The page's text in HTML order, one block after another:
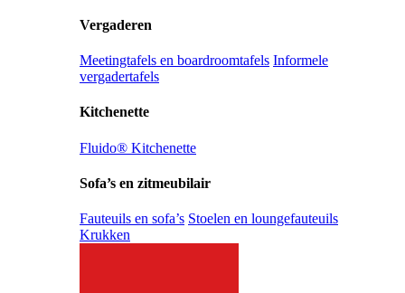
Vergaderen
Meetingtafels en boardroomtafels Informele
vergadertafels
Kitchenette
Fluido® Kitchenette
Sofa’s en zitmeubilair
Fauteuils en sofa’s Stoelen en loungefauteuils
Krukken